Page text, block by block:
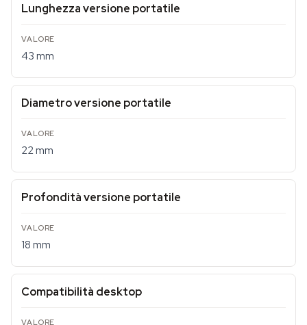
Lunghezza versione portatile
43 mm
Diametro versione portatile
22 mm
Profondità versione portatile
18 mm
Compatibilità desktop